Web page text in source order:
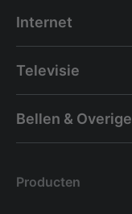
Internet
Televisie
Bellen & Overige
Producten